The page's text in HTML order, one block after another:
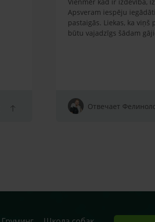
Apsveram iespēju
pastaigās. Liekas, ka
būtu vajadzīgs šādam
Отвечает